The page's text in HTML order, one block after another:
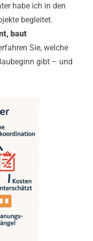
habe ich in den
begleitet.
baut
Sie, welche
gibt – und